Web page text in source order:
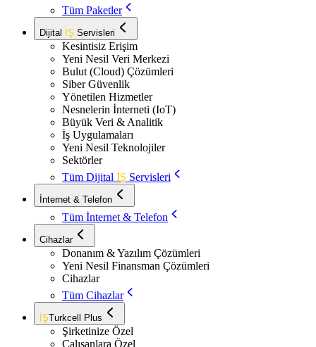
Tüm Paketler
Dijital İŞ Servisleri
Kesintisiz Erişim
Yeni Nesil Veri Merkezi
Bulut (Cloud) Çözümleri
Siber Güvenlik
Yönetilen Hizmetler
Nesnelerin İnterneti (IoT)
Büyük Veri & Analitik
İş Uygulamaları
Yeni Nesil Teknolojiler
Sektörler
Tüm Dijital İŞ Servisleri
İnternet & Telefon
Tüm İnternet & Telefon
Cihazlar
Donanım & Yazılım Çözümleri
Yeni Nesil Finansman Çözümleri
Cihazlar
Tüm Cihazlar
İŞTurkcell Plus
Şirketinize Özel
Çalışanlara Özel